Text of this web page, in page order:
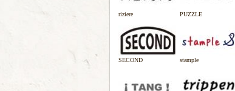
riziere PUZZLE
SECOND stample